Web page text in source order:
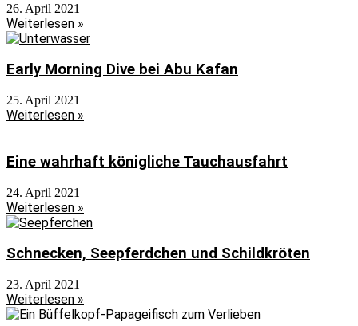
26. April 2021
Weiterlesen »
Early Morning Dive bei Abu Kafan
25. April 2021
Weiterlesen »
Eine wahrhaft königliche Tauchausfahrt
24. April 2021
Weiterlesen »
Schnecken, Seepferdchen und Schildkröten
23. April 2021
Weiterlesen »